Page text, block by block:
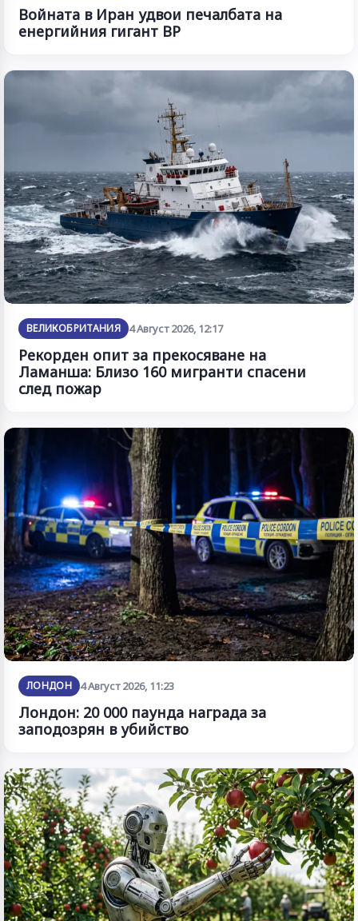
Войната в Иран удвои печалбата на
енергийния гигант BP
ВЕЛИКОБРИТАНИЯ 4 Август 2026, 12:17
Рекорден опит за прекосяване на
Ламанша: Близо 160 мигранти спасени
след пожар
ЛОНДОН 4 Август 2026, 11:23
Лондон: 20 000 паунда награда за
заподозрян в убийство